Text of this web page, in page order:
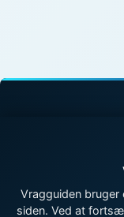
Vragguiden
siden. Ved at